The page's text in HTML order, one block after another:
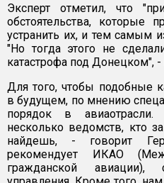
Эксперт отметил, что
обстоятельства, которые
устранить их, и тем самым
"Но тогда этого не
катастрофа под Донецком", -
Для того, чтобы подобные
в будущем, по мнению
порядок в
несколько ведомств, кто
найдешь, - говорит
рекомендует ИКАО
гражданской